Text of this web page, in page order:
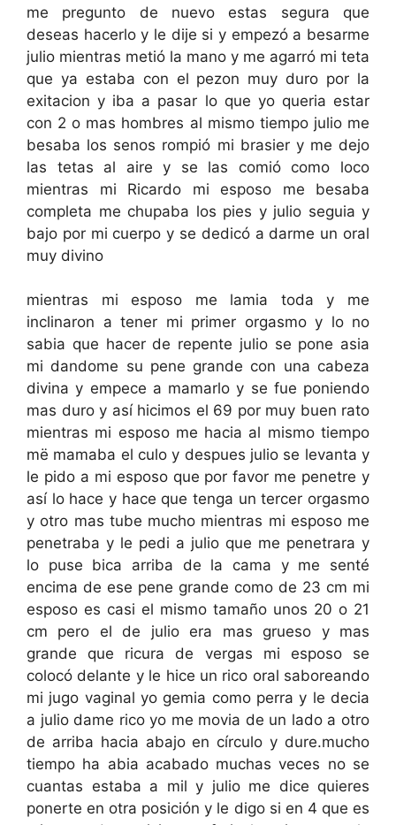
me pregunto de nuevo estas segura que
deseas hacerlo y le dije si y empezó a besarme
julio mientras metió la mano y me agarró mi teta
que ya estaba con el pezon muy duro por la
exitacion y iba a pasar lo que yo queria estar
con 2 o mas hombres al mismo tiempo julio me
besaba los senos rompió mi brasier y me dejo
las tetas al aire y se las comió como loco
mientras mi Ricardo mi esposo me besaba
completa me chupaba los pies y julio seguia y
bajo por mi cuerpo y se dedicó a darme un oral
muy divino
mientras mi esposo me lamia toda y me
inclinaron a tener mi primer orgasmo y lo no
sabia que hacer de repente julio se pone asia
mi dandome su pene grande con una cabeza
divina y empece a mamarlo y se fue poniendo
mas duro y así hicimos el 69 por muy buen rato
mientras mi esposo me hacia al mismo tiempo
më mamaba el culo y despues julio se levanta y
le pido a mi esposo que por favor me penetre y
así lo hace y hace que tenga un tercer orgasmo
y otro mas tube mucho mientras mi esposo me
penetraba y le pedi a julio que me penetrara y
lo puse bica arriba de la cama y me senté
encima de ese pene grande como de 23 cm mi
esposo es casi el mismo tamaño unos 20 o 21
cm pero el de julio era mas grueso y mas
grande que ricura de vergas mi esposo se
colocó delante y le hice un rico oral saboreando
mi jugo vaginal yo gemia como perra y le decia
a julio dame rico yo me movia de un lado a otro
de arriba hacia abajo en círculo y dure.mucho
tiempo ha abia acabado muchas veces no se
cuantas estaba a mil y julio me dice quieres
ponerte en otra posición y le digo si en 4 que es